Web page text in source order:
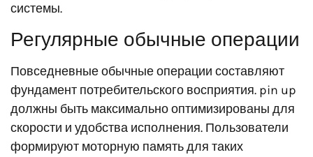
системы.
Регулярные обычные операции
Повседневные обычные операции составляют
фундамент потребительского восприятия. pin up
должны быть максимально оптимизированы для
скорости и удобства исполнения. Пользователи
формируют моторную память для таких